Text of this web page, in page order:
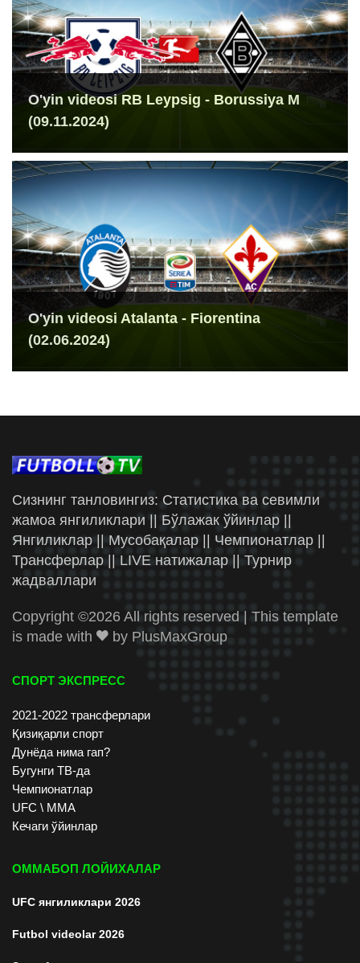
O'yin videosi RB Leypsig - Borussiya M
(09.11.2024)
O'yin videosi Atalanta - Fiorentina
(02.06.2024)
Сизнинг танловингиз: Статистика ва севимли
жамоа янгиликлари || Бўлажак ўйинлар ||
Янгиликлар || Мусобақалар || Чемпионатлар ||
Трансферлар || LIVE натижалар || Турнир
жадваллари
Copyright ©2026 All rights reserved | This template
is made with
by PlusMaxGroup
СПОРТ ЭКСПРЕСС
2021-2022 трансферлари
Қизиқарли спорт
Дунёда нима гап?
Бугунги ТВ-да
Чемпионатлар
UFC \ ММА
Кечаги ўйинлар
ОММАБОП ЛОЙИХАЛАР
UFC янгиликлари 2026
Futbol videolar 2026